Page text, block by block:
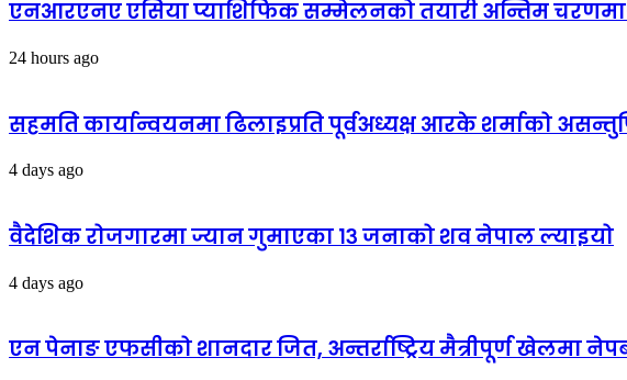
एनआरएनए एसिया प्याशिफिक सम्मेलनको तयारी अन्तिम
24 hours ago
सहमति कार्यान्वयनमा ढिलाइप्रति पूर्वअध्यक्ष आरके शर्माको
4 days ago
वैदेशिक रोजगारमा ज्यान गुमाएका १३ जनाको शव नेपाल ल्याइयो
4 days ago
एन पेनाङ एफसीको शानदार जित, अन्तर्राष्ट्रिय मैत्रीपूर्ण खेलमा